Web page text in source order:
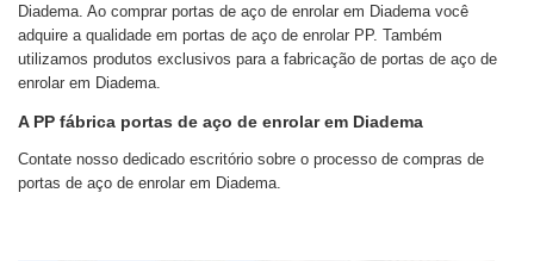
Diadema. Ao comprar portas de aço de enrolar em Diadema você
adquire a qualidade em portas de aço de enrolar PP. Também
utilizamos produtos exclusivos para a fabricação de portas de aço de
enrolar em Diadema.
A PP fábrica portas de aço de enrolar em Diadema
Contate nosso dedicado escritório sobre o processo de compras de
portas de aço de enrolar em Diadema.